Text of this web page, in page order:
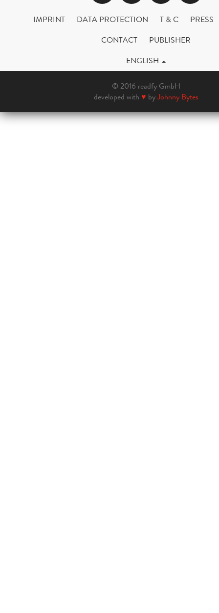
IMPRINT DATA PROTECTION T & C
PRESS
CONTACT
PUBLISHER
ENGLISH
© 2016 readfy GmbH
developed with ♥ byJohnny Bytes